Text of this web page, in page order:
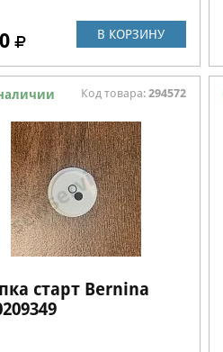
В КОРЗИНУ
старт Bernina
Код товара: 294572